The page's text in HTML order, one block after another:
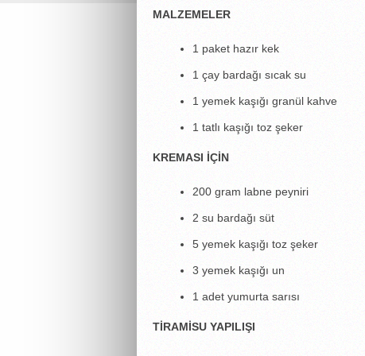
MALZEMELER
1 paket hazır kek
1 çay bardağı sıcak su
1 yemek kaşığı granül kahve
1 tatlı kaşığı toz şeker
KREMASI İÇİN
200 gram labne peyniri
2 su bardağı süt
5 yemek kaşığı toz şeker
3 yemek kaşığı un
1 adet yumurta sarısı
TİRAMİSU YAPILIŞI